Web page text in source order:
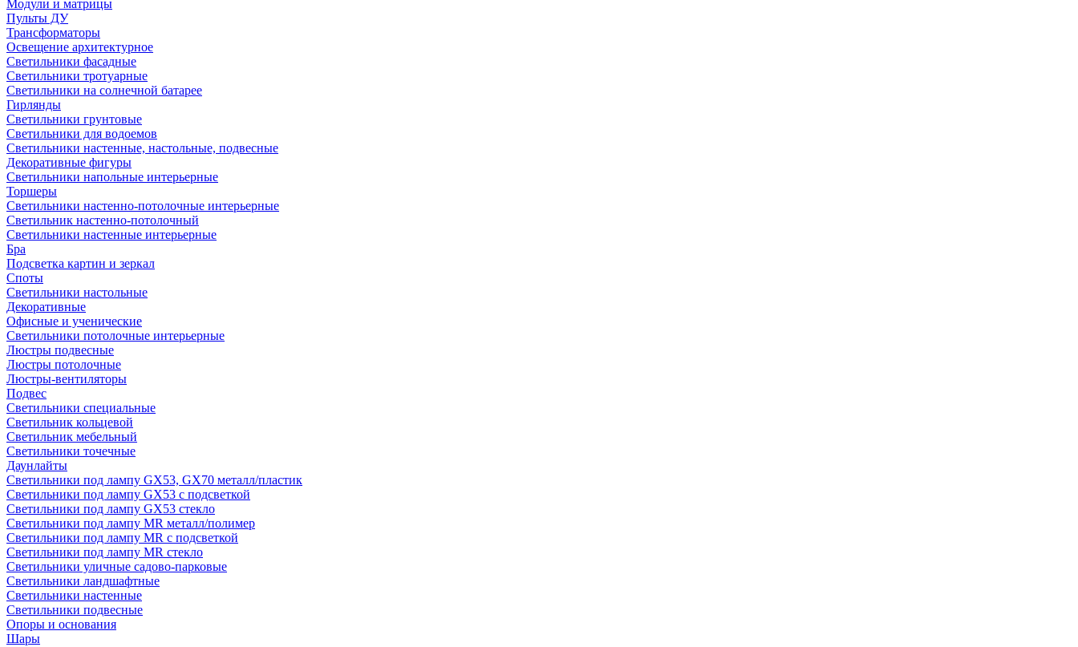
Модули и матрицы
Пульты ДУ
Трансформаторы
Освещение архитектурное
Светильники фасадные
Светильники тротуарные
Светильники на солнечной батарее
Гирлянды
Светильники грунтовые
Светильники для водоемов
Светильники настенные, настольные, подвесные
Декоративные фигуры
Светильники напольные интерьерные
Торшеры
Светильники настенно-потолочные интерьерные
Светильник настенно-потолочный
Светильники настенные интерьерные
Бра
Подсветка картин и зеркал
Споты
Светильники настольные
Декоративные
Офисные и ученические
Светильники потолочные интерьерные
Люстры подвесные
Люстры потолочные
Люстры-вентиляторы
Подвес
Светильники специальные
Светильник кольцевой
Светильник мебельный
Светильники точечные
Даунлайты
Светильники под лампу GX53, GX70 металл/пластик
Светильники под лампу GX53 с подсветкой
Светильники под лампу GX53 стекло
Светильники под лампу MR металл/полимер
Светильники под лампу MR с подсветкой
Светильники под лампу MR стекло
Светильники уличные садово-парковые
Светильники ландшафтные
Светильники настенные
Светильники подвесные
Опоры и основания
Шары